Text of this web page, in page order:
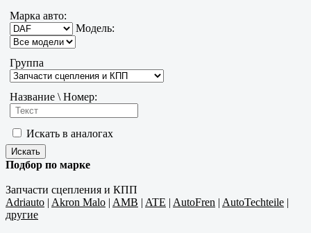
Марка авто:
Модель:
Группа
Название \ Номер:
Искать в аналогах
Подбор по марке
Запчасти сцепления и КПП
Adriauto | Akron Malo | AMB | ATE | AutoFren | AutoTechteile |
другие